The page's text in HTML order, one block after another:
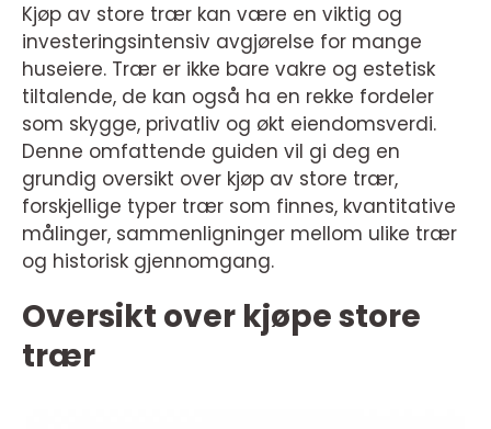
Kjøp av store trær kan være en viktig og
investeringsintensiv avgjørelse for mange
huseiere. Trær er ikke bare vakre og estetisk
tiltalende, de kan også ha en rekke fordeler
som skygge, privatliv og økt eiendomsverdi.
Denne omfattende guiden vil gi deg en
grundig oversikt over kjøp av store trær,
forskjellige typer trær som finnes, kvantitative
målinger, sammenligninger mellom ulike trær
og historisk gjennomgang.
Oversikt over kjøpe store
trær